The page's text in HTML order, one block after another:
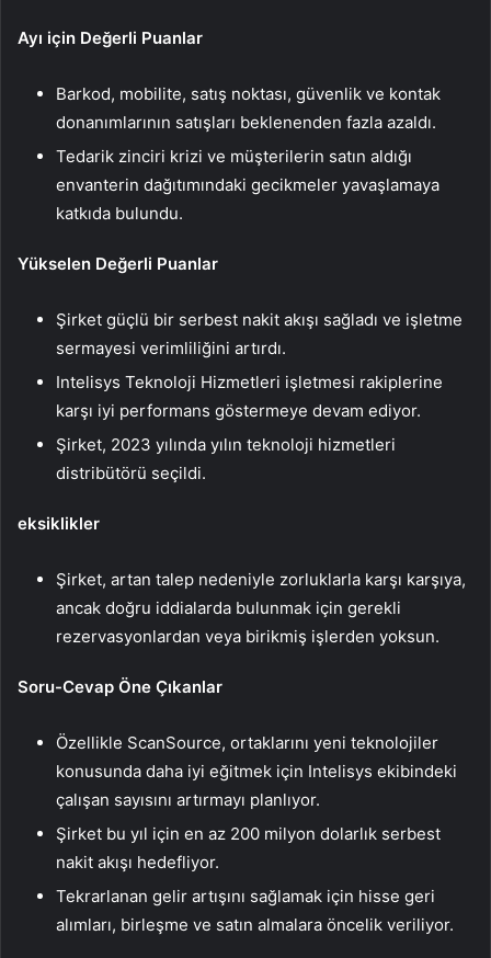
Ayı için Değerli Puanlar
Barkod, mobilite, satış noktası, güvenlik ve kontak
donanımlarının satışları beklenenden fazla azaldı.
Tedarik zinciri krizi ve müşterilerin satın aldığı
envanterin dağıtımındaki gecikmeler yavaşlamaya
katkıda bulundu.
Yükselen Değerli Puanlar
Şirket güçlü bir serbest nakit akışı sağladı ve işletme
sermayesi verimliliğini artırdı.
Intelisys Teknoloji Hizmetleri işletmesi rakiplerine
karşı iyi performans göstermeye devam ediyor.
Şirket, 2023 yılında yılın teknoloji hizmetleri
distribütörü seçildi.
eksiklikler
Şirket, artan talep nedeniyle zorluklarla karşı karşıya,
ancak doğru iddialarda bulunmak için gerekli
rezervasyonlardan veya birikmiş işlerden yoksun.
Soru-Cevap Öne Çıkanlar
Özellikle ScanSource, ortaklarını yeni teknolojiler
konusunda daha iyi eğitmek için Intelisys ekibindeki
çalışan sayısını artırmayı planlıyor.
Şirket bu yıl için en az 200 milyon dolarlık serbest
nakit akışı hedefliyor.
Tekrarlanan gelir artışını sağlamak için hisse geri
alımları, birleşme ve satın almalara öncelik veriliyor.